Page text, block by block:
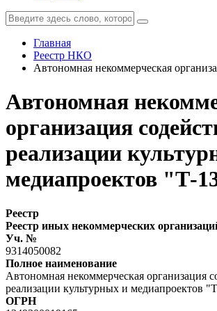
Главная
Реестр НКО
Автономная некоммерческая
Автономная
организация
реализации
медиапроектов "Т-
Реестр
Реестр иных некоммерческих
Уч. №
9314050082
Полное наименование
Автономная некоммерческая организация
реализации культурных и медиапроектов
ОГРН